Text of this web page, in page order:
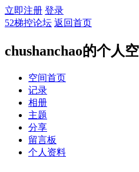
立即注册 登录
52梯控论坛 返回首页
chushanchao的个人
空间首页
记录
相册
主题
分享
留言板
个人资料